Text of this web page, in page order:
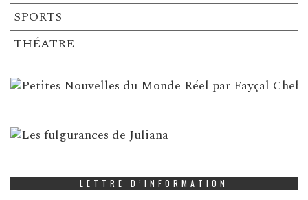
SPORTS
THÉATRE
LETTRE D’INFORMATION